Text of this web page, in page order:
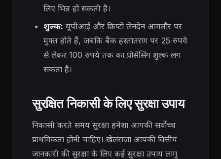
लिए भिन्न हो सकती है।
शुल्क: यूपीआई और क्रिप्टो लेनदेन आमतौर पर
मुफ्त होते हैं, जबकि बैंक हस्तांतरण पर 25 रुपये
से लेकर 100 रुपये तक का प्रोसेसिंग शुल्क लग
सकता है।
सुरक्षित निकासी के लिए सुरक्षा उपाय
निकासी करते समय सुरक्षा हमेशा आपकी सर्वोच्च
प्राथमिकता होनी चाहिए। खेलराजा आपकी वित्तीय
जानकारी की सुरक्षा के लिए कई सुरक्षा उपाय लागू